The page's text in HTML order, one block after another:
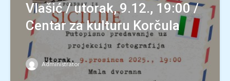
Vlašić / utorak, 9.12., 19:00 /
Centar za kulturu Korčula
Administrator